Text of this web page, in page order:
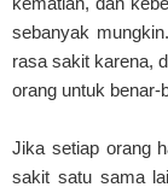
sebanyak
rasa sakit karena,
orang untuk
Jika setiap orang
sakit satu sama